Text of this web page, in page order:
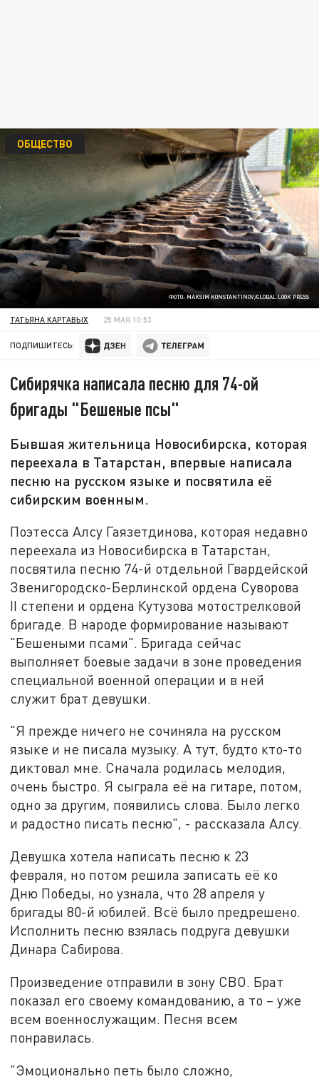
ФОТО: MAKSIM KONSTANTINOV/GLOBAL LOOK PRESS
ОБЩЕСТВО
ТАТЬЯНА КАРТАВЫХ 25 МАЯ 10:53
ПОДПИШИТЕСЬ:
Сибирячка написала песню для 74-ой
бригады "Бешеные псы"
Бывшая жительница Новосибирска, которая
переехала в Татарстан, впервые написала
песню на русском языке и посвятила её
сибирским военным.
Поэтесса Алсу Гаязетдинова, которая недавно
переехала из Новосибирска в Татарстан,
посвятила песню 74-й отдельной Гвардейской
Звенигородско-Берлинской ордена Суворова
II степени и ордена Кутузова мотострелковой
бригаде. В народе формирование называют
"Бешеными псами". Бригада сейчас
выполняет боевые задачи в зоне проведения
специальной военной операции и в ней
служит брат девушки.
"Я прежде ничего не сочиняла на русском
языке и не писала музыку. А тут, будто кто-то
диктовал мне. Сначала родилась мелодия,
очень быстро. Я сыграла её на гитаре, потом,
одно за другим, появились слова. Было легко
и радостно писать песню", - рассказала Алсу.
Девушка хотела написать песню к 23
февраля, но потом решила записать её ко
Дню Победы, но узнала, что 28 апреля у
бригады 80-й юбилей. Всё было предрешено.
Исполнить песню взялась подруга девушки
Динара Сабирова.
Произведение отправили в зону СВО. Брат
показал его своему командованию, а то – уже
всем военнослужащим. Песня всем
понравилась.
"Эмоционально петь было сложно,